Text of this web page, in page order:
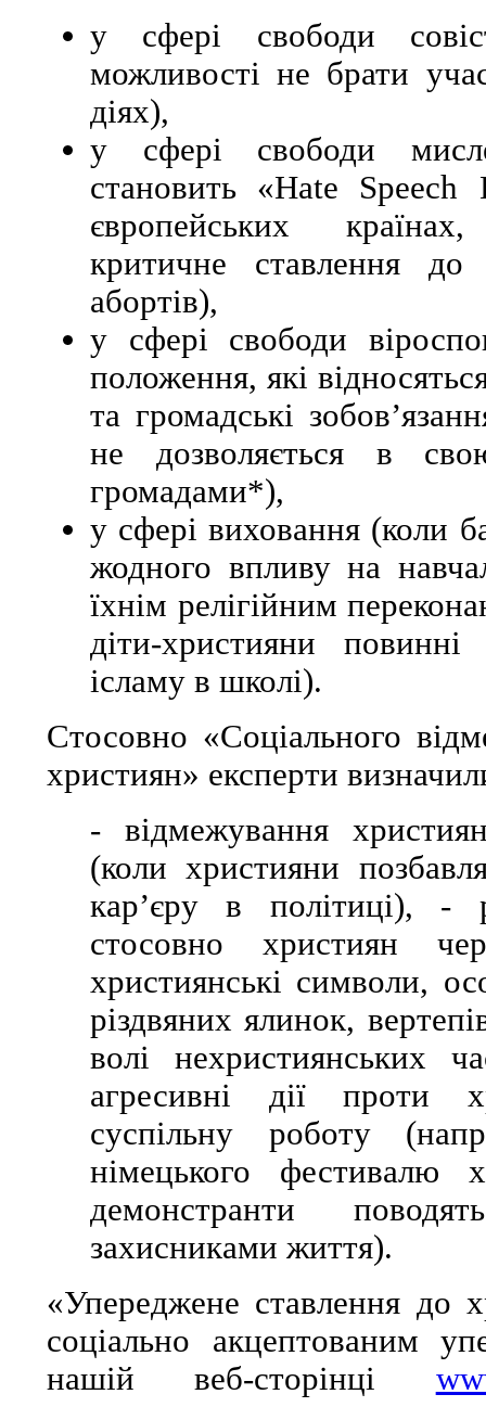
у сфері свободи
можливості не брати
діях),
у сфері свободи
становить «Hate
європейських
критичне ставлення до
абортів),
у сфері свободи
положення, які
та громадські
не дозволяється в
громадами*),
у сфері виховання (коли
жодного впливу на
їхнім релігійним
діти-християни
ісламу в школі).
Стосовно «Соціального
християн» експерти
- відмежування
(коли християни
кар’єру в політиці), -
стосовно християн
християнські символи,
різдвяних ялинок,
волі нехристиянських
агресивні дії проти
суспільну роботу
німецького фестивалю
демонстранти
захисниками життя).
«Упереджене ставлення до
соціально акцептованим
нашій веб-сторінці